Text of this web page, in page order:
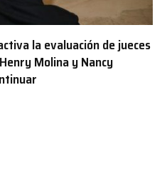
la evaluación de jueces
Molina y Nancy